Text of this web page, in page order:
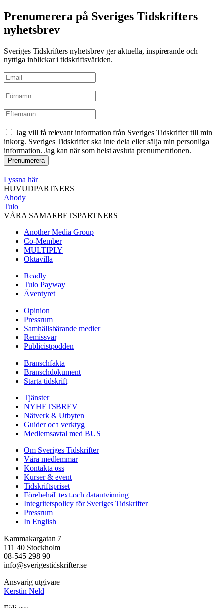
Prenumerera på Sveriges Tidskrifters
nyhetsbrev
Sveriges Tidskrifters nyhetsbrev ger aktuella, inspirerande och
nyttiga inblickar i tidskriftsvärlden.
Jag vill få relevant information från Sveriges Tidskrifter till min
inkorg. Sveriges Tidskrifter ska inte dela eller sälja min personliga
information. Jag kan när som helst avsluta prenumerationen.
Lyssna här
HUVUDPARTNERS
Ahody
Tulo
VÅRA SAMARBETSPARTNERS
Another Media Group
Co-Member
MULTIPLY
Oktavilla
Readly
Tulo Payway
Äventyret
Opinion
Pressrum
Samhällsbärande medier
Remissvar
Publicistpodden
Branschfakta
Branschdokument
Starta tidskrift
Tjänster
NYHETSBREV
Nätverk & Utbyten
Guider och verktyg
Medlemsavtal med BUS
Om Sveriges Tidskrifter
Våra medlemmar
Kontakta oss
Kurser & event
Tidskriftspriset
Förebehåll text-och datautvinning
Integritetspolicy för Sveriges Tidskrifter
Pressrum
In English
Kammakargatan 7
111 40 Stockholm
08-545 298 90
info@sverigestidskrifter.se
Ansvarig utgivare
Kerstin Neld